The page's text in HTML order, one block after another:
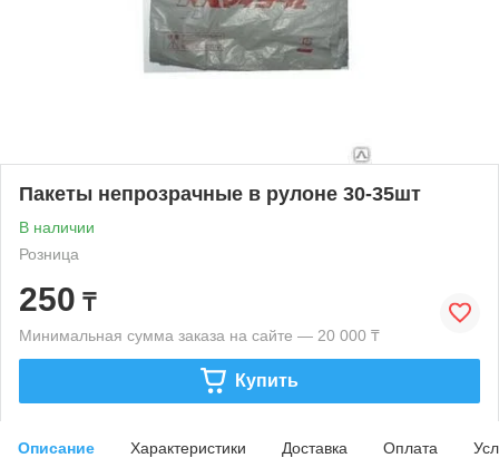
Пакеты непрозрачные в рулоне 30-35шт
В наличии
Розница
250 ₸
Минимальная сумма заказа на сайте — 20 000 ₸
Купить
Описание Характеристики Доставка Оплата